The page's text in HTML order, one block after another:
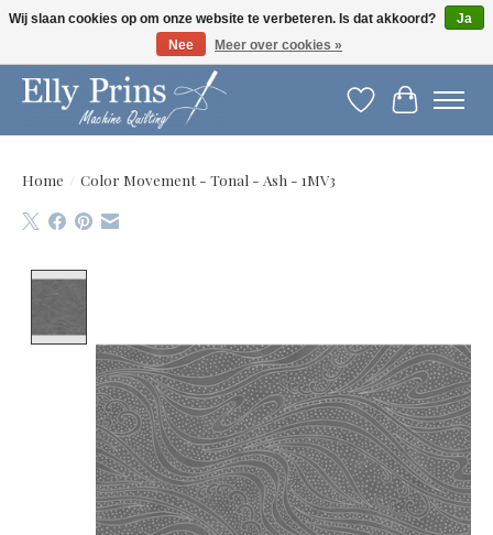
Let op: gewijzigde openingstijden!
Verlanglijst
Home / Color Movement - Tonal - Ash - 1MV3
Wij slaan cookies op om onze website te verbeteren. Is dat akkoord?
Ja
Nee
Meer over cookies »